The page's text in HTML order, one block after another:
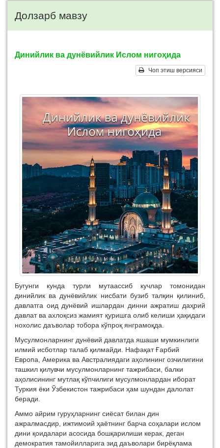
Долзарб мавзу
Динийлик ва дунёвийлик Ислом нигоҳида
Чоп этиш версияси
Бугунги кунда турли мутаассиб кучлар томонидан
динийлик ва дунёвийлик нисбати бузиб талқин қилиниб,
давлатга оид дунёвий ишлардан динни ажратиш даҳрий
давлат ва ахлоқсиз жамият қуришга олиб келиши ҳақидаги
нохолис даъволар тобора кўпроқ янграмоқда.
Мусулмонларнинг дунёвий давлатда яшаши мумкинлиги
илмий исботлар талаб қилмайди. Нафақат Ғарбий
Европа, Америка ва Австралиядаги аҳолининг озчилигини
ташкил қилувчи мусулмонларнинг тажрибаси, балки
аҳолисининг мутлақ кўпчилиги мусулмонлардан иборат
Туркия ёки Ўзбекистон тажрибаси ҳам шундан далолат
беради.
Аммо айрим гуруҳларнинг сиёсат билан дин
ажралмасдир, ижтимоий ҳаётнинг барча соҳалари ислом
дини қоидалари асосида бошқарилиши керак, деган
демократия тамойилларига зид даъволари бирёқлама